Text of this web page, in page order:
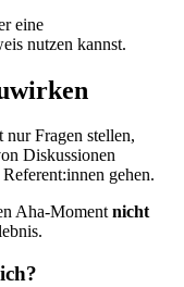
eine
nutzen kannst.
Fragen stellen,
Diskussionen
gehen.
Aha-Momentnicht